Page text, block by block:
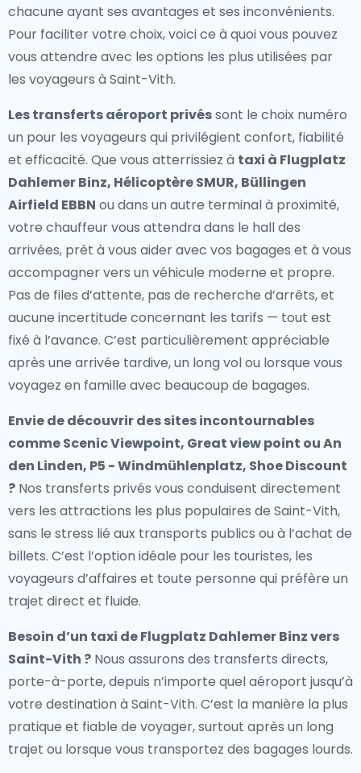
chacune ayant ses avantages et ses inconvénients.
Pour faciliter votre choix, voici ce à quoi vous pouvez
vous attendre avec les options les plus utilisées par
les voyageurs à Saint-Vith.
Les transferts aéroport privéssont le choix numéro
un pour les voyageurs qui privilégient confort, fiabilité
et efficacité. Que vous atterrissiez à taxi à Flugplatz
Dahlemer Binz, Hélicoptère SMUR, Büllingen
Airfield EBBN ou dans un autre terminal à proximité,
votre chauffeur vous attendra dans le hall des
arrivées, prêt à vous aider avec vos bagages et à vous
accompagner vers un véhicule moderne et propre.
Pas de files d’attente, pas de recherche d’arrêts, et
aucune incertitude concernant les tarifs — tout est
fixé à l’avance. C’est particulièrement appréciable
après une arrivée tardive, un long vol ou lorsque vous
voyagez en famille avec beaucoup de bagages.
Envie de découvrir des sites incontournables
comme Scenic Viewpoint, Great view point ou An
den Linden, P5 - Windmühlenplatz, Shoe Discount
? Nos transferts privés vous conduisent directement
vers les attractions les plus populaires de Saint-Vith,
sans le stress lié aux transports publics ou à l’achat de
billets. C’est l’option idéale pour les touristes, les
voyageurs d’affaires et toute personne qui préfère un
trajet direct et fluide.
Besoin d’un taxi de Flugplatz Dahlemer Binz vers
Saint-Vith ? Nous assurons des transferts directs,
porte-à-porte, depuis n’importe quel aéroport jusqu’à
votre destination à Saint-Vith. C’est la manière la plus
pratique et fiable de voyager, surtout après un long
trajet ou lorsque vous transportez des bagages lourds.